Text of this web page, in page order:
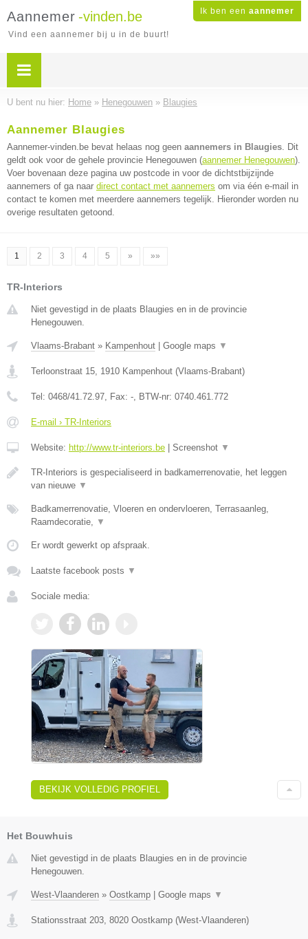
Ik ben een aannemer
Aannemer -vinden.be
Vind een aannemer bij u in de buurt!
U bent nu hier: Home » Henegouwen » Blaugies
Aannemer Blaugies
Aannemer-vinden.be bevat helaas nog geen aannemers in Blaugies. Dit
geldt ook voor de gehele provincie Henegouwen (aannemer Henegouwen).
Voer bovenaan deze pagina uw postcode in voor de dichtstbijzijnde
aannemers of ga naar direct contact met aannemers om via één e-mail in
contact te komen met meerdere aannemers tegelijk. Hieronder worden nu
overige resultaten getoond.
1 2 3 4 5 » »»
TR-Interiors
Niet gevestigd in de plaats Blaugies en in de provincie
Henegouwen.
Vlaams-Brabant » Kampenhout Google maps ▼
Terloonstraat 15, 1910 Kampenhout (Vlaams-Brabant)
Tel: 0468/41.72.97, Fax: -, BTW-nr: 0740.461.772
E-mail › TR-Interiors
Website: http://www.tr-interiors.be Screenshot ▼
TR-Interiors is gespecialiseerd in badkamerrenovatie, het leggen
van nieuwe ▼
Badkamerrenovatie, Vloeren en ondervloeren, Terrasaanleg,
Raamdecoratie, ▼
Er wordt gewerkt op afspraak.
Laatste facebook posts ▼
Sociale media:
BEKIJK VOLLEDIG PROFIEL
Het Bouwhuis
Niet gevestigd in de plaats Blaugies en in de provincie
Henegouwen.
West-Vlaanderen » Oostkamp | Google maps ▼
Stationsstraat 203 8020 Oostkamp (West-Vlaanderen)